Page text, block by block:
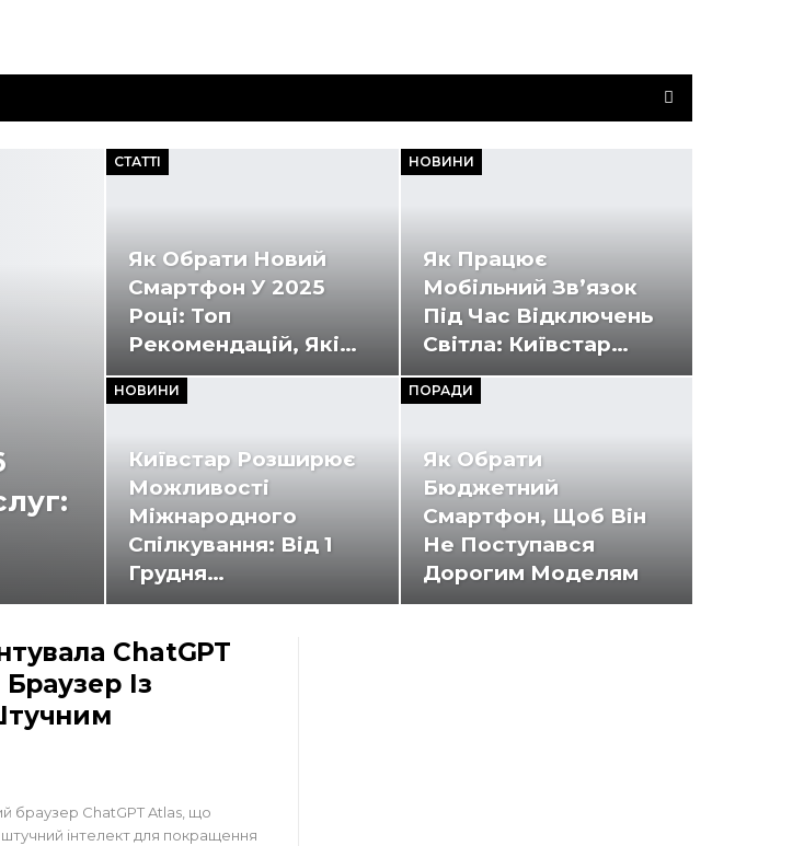
СТАТТІ
Як Обрати Новий
Смартфон У 2025
Році: Топ
Рекомендацій, Які…
НОВИНИ
Як Працює
Мобільний Зв’язок
Під Час Відключень
Світла: Київстар…
НОВИНИ
Київстар Розширює
Можливості
Міжнародного
Спілкування: Від 1
Грудня…
ПОРАДИ
Як Обрати
Бюджетний
Смартфон, Щоб Він
Не Поступався
Дорогим Моделям
ChatGPT
Із
браузер ChatGPT Atlas, що
інтелект для покращення